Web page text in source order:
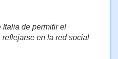
de permitir el
en la red social